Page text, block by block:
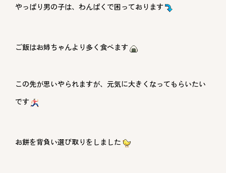
やっぱり男の子は、わんぱくで困っております
ご飯はお姉ちゃんより多く食べます
この先が思いやられますが、元気に大きくなってもらいたい
です
お餅を背負い選び取りをしました